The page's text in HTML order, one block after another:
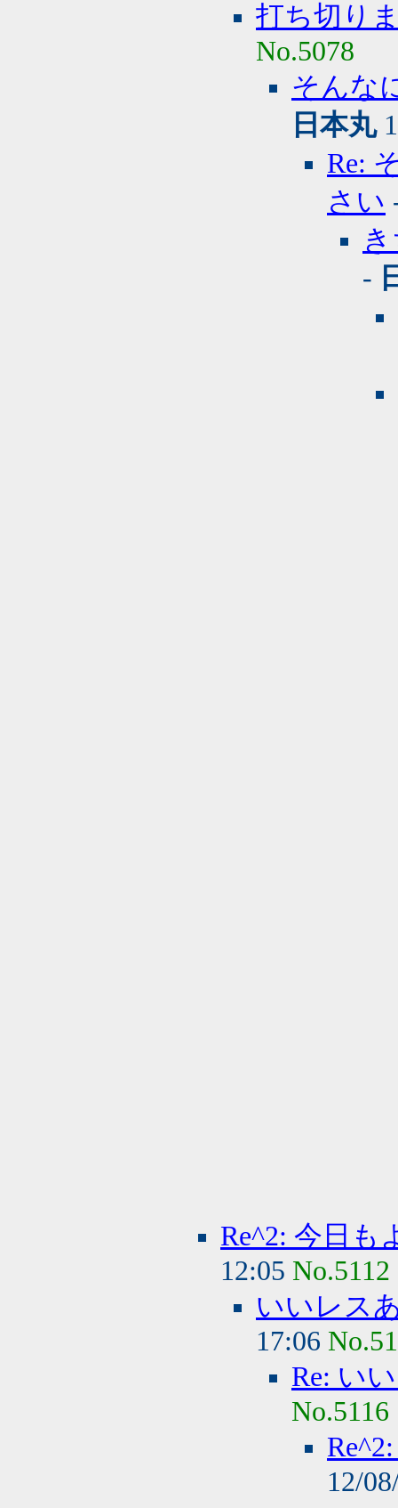
打ち切り
No.5078
そんな
日本丸
Re:
さい
-
Re^2: 今日も
12:05 No.5112
いいレス
17:06
Re: い
No.5116
12/